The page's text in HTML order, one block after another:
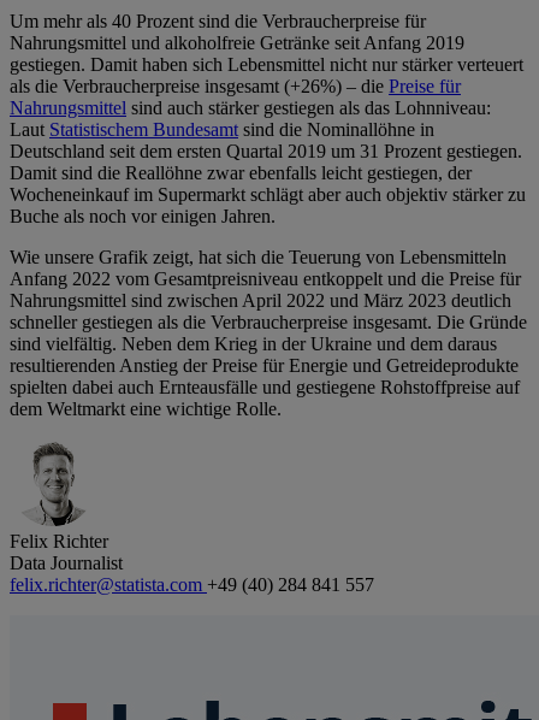
Um mehr als 40 Prozent sind die Verbraucherpreise für
Nahrungsmittel und alkoholfreie Getränke seit Anfang 2019
gestiegen. Damit haben sich Lebensmittel nicht nur stärker verteuert
als die Verbraucherpreise insgesamt (+26%) – die Preise für
Nahrungsmittel sind auch stärker gestiegen als das Lohnniveau:
Laut Statistischem Bundesamtsind die Nominallöhne in
Deutschland seit dem ersten Quartal 2019 um 31 Prozent gestiegen.
Damit sind die Reallöhne zwar ebenfalls leicht gestiegen, der
Wocheneinkauf im Supermarkt schlägt aber auch objektiv stärker zu
Buche als noch vor einigen Jahren.
Wie unsere Grafik zeigt, hat sich die Teuerung von Lebensmitteln
Anfang 2022 vom Gesamtpreisniveau entkoppelt und die Preise für
Nahrungsmittel sind zwischen April 2022 und März 2023 deutlich
schneller gestiegen als die Verbraucherpreise insgesamt. Die Gründe
sind vielfältig. Neben dem Krieg in der Ukraine und dem daraus
resultierenden Anstieg der Preise für Energie und Getreideprodukte
spielten dabei auch Ernteausfälle und gestiegene Rohstoffpreise auf
dem Weltmarkt eine wichtige Rolle.
Felix Richter
Data Journalist
felix.richter@statista.com +49 (40) 284 841 557